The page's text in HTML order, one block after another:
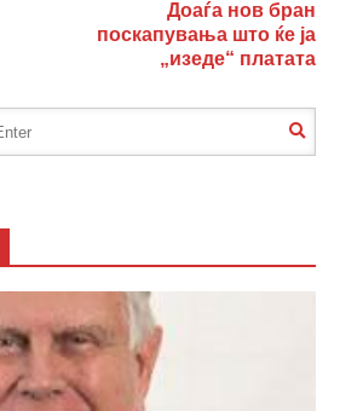
Доаѓа нов бран
поскапувања што ќе ја
„изеде“ платата